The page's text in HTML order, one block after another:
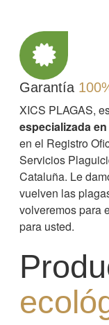
Garantía
XICS PLAGAS,
especializada
en el Registro
Servicios
Cataluña. Le
vuelven las
volveremos para
para usted.